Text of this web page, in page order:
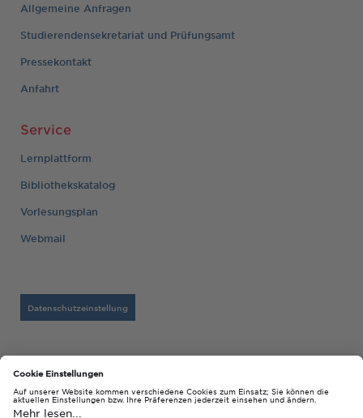
Allgemeine Anfragen
Studierendensekretariat und Prüfungsamt
Pressekontakt
Anfahrt
Service
Lernplattform
Bibliothekskatalog
Vorlesungsplan
Webmail
Datenschutzeinstellung